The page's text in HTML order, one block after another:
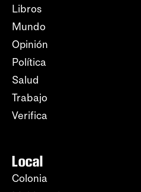
Libros
Mundo
Opinión
Política
Salud
Trabajo
Verifica
Local
Colonia